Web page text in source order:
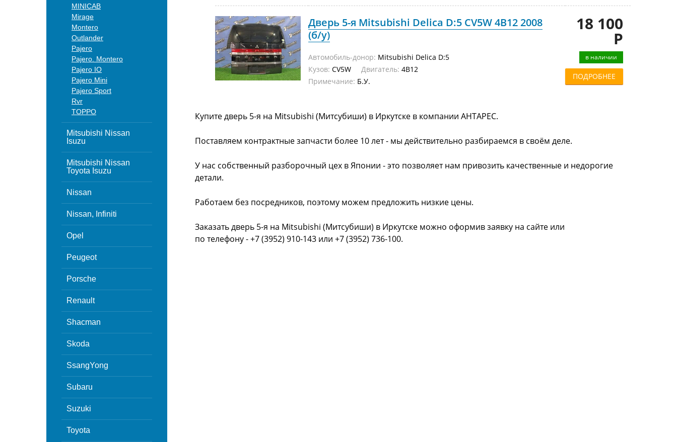
MINICAB
Mirage
Montero
Outlander
Pajero
Pajero. Montero
Pajero IO
Pajero Mini
Pajero Sport
Rvr
TOPPO
Mitsubishi Nissan
Isuzu
Mitsubishi Nissan
Toyota Isuzu
Nissan
Nissan, Infiniti
Opel
Peugeot
Porsche
Renault
Shacman
Skoda
SsangYong
Subaru
Suzuki
Toyota
Дверь 5-я Mitsubishi Delica D:5 CV5W 4B12 2008
(б/у)
Автомобиль-донор: Mitsubishi Delica D:5
Кузов: CV5W Двигатель: 4B12
Примечание: Б.У.
18 100
Р
в наличии
ПОДРОБНЕЕ
Купите дверь 5-я на Mitsubishi (Митсубиши) в Иркутске в компании АНТАРЕС.
Поставляем контрактные запчасти более 10 лет - мы действительно разбираемся в своём деле.
У нас собственный разборочный цех в Японии - это позволяет нам привозить качественные и недорогие
детали.
Работаем без посредников, поэтому можем предложить низкие цены.
Заказать дверь 5-я на Mitsubishi (Митсубиши) в Иркутске можно оформив заявку на сайте или
по телефону - +7 (3952) 910-143 или +7 (3952) 736-100.